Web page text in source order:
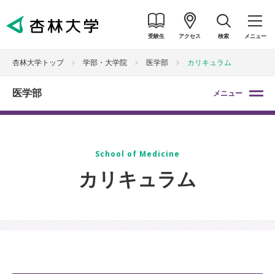
受験生 アクセス 検索 メニュー
杏林大学トップ 学部・大学院 医学部 カリキュラム
医学部 メニュー
School of Medicine
カリキュラム